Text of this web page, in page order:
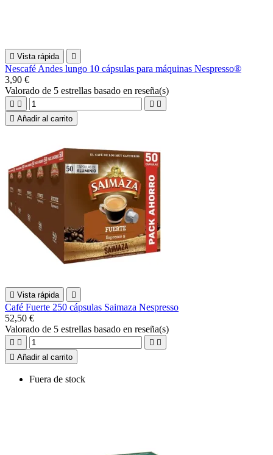
 Vista rápida 
Nescafé Andes lungo 10 cápsulas para máquinas Nespresso®
3,90 €
Valorado de 5 estrellas basado en reseña(s)
   
 Añadir al carrito
 Vista rápida 
Café Fuerte 250 cápsulas Saimaza Nespresso
52,50 €
Valorado de 5 estrellas basado en reseña(s)
   
 Añadir al carrito
Fuera de stock